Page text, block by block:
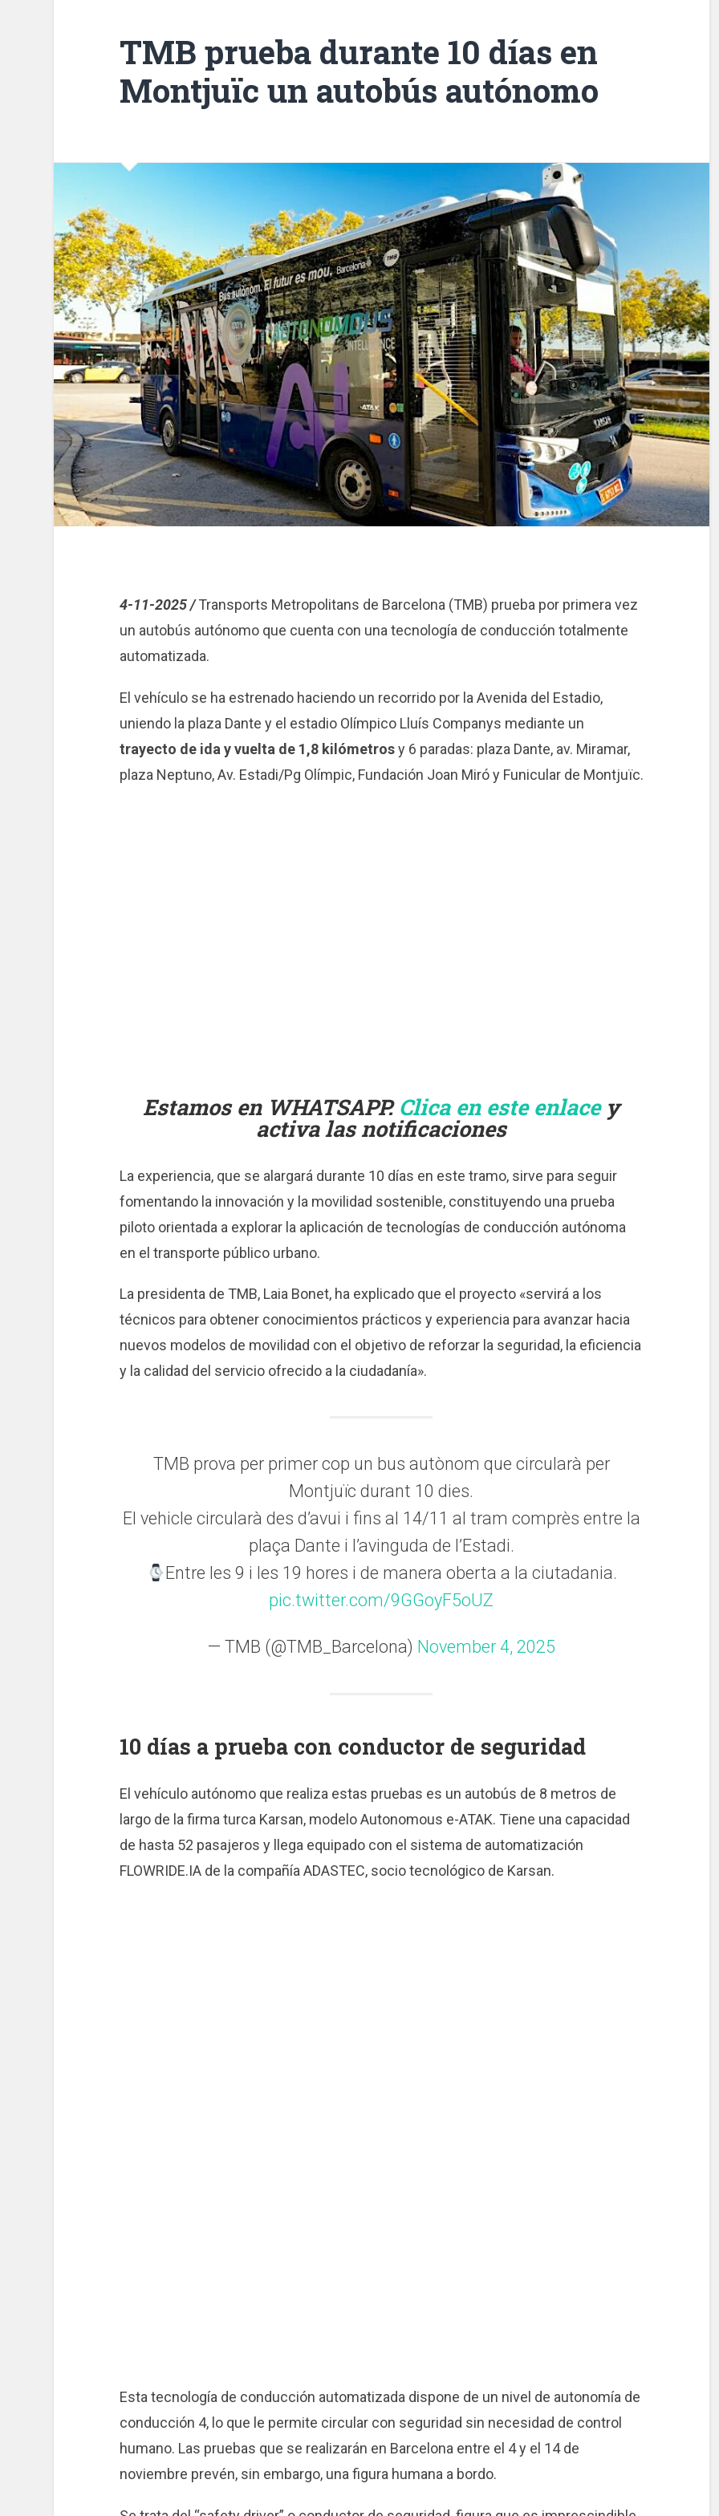
TMB prueba durante 10 días en
Montjuïc un autobús autónomo
4-11-2025 /Transports Metropolitans de Barcelona (TMB) prueba por primera vez
un autobús autónomo que cuenta con una tecnología de conducción totalmente
automatizada.
El vehículo se ha estrenado haciendo un recorrido por la Avenida del Estadio,
uniendo la plaza Dante y el estadio Olímpico Lluís Companys mediante un
trayecto de ida y vuelta de 1,8 kilómetrosy 6 paradas: plaza Dante, av. Miramar,
plaza Neptuno, Av. Estadi/Pg Olímpic, Fundación Joan Miró y Funicular de Montjuïc.
Estamos en WHATSAPP. Clica en este enlacey
activa las notificaciones
La experiencia, que se alargará durante 10 días en este tramo, sirve para seguir
fomentando la innovación y la movilidad sostenible, constituyendo una prueba
piloto orientada a explorar la aplicación de tecnologías de conducción autónoma
en el transporte público urbano.
La presidenta de TMB, Laia Bonet, ha explicado que el proyecto «servirá a los
técnicos para obtener conocimientos prácticos y experiencia para avanzar hacia
nuevos modelos de movilidad con el objetivo de reforzar la seguridad, la eficiencia
y la calidad del servicio ofrecido a la ciudadanía».
TMB prova per primer cop un bus autònom que circularà per
Montjuïc durant 10 dies.
El vehicle circularà des d’avui i fins al 14/11 al tram comprès entre la
plaça Dante i l’avinguda de l’Estadi.
Entre les 9 i les 19 hores i de manera oberta a la ciutadania.
pic.twitter.com/9GGoyF5oUZ
— TMB (@TMB_Barcelona) November 4, 2025
10 días a prueba con conductor de seguridad
El vehículo autónomo que realiza estas pruebas es un autobús de 8 metros de
largo de la firma turca Karsan, modelo Autonomous e-ATAK. Tiene una capacidad
de hasta 52 pasajeros y llega equipado con el sistema de automatización
FLOWRIDE.IA de la compañía ADASTEC, socio tecnológico de Karsan.
Esta tecnología de conducción automatizada dispone de un nivel de autonomía de
conducción 4, lo que le permite circular con seguridad sin necesidad de control
humano. Las pruebas que se realizarán en Barcelona entre el 4 y el 14 de
noviembre prevén, sin embargo, una figura humana a bordo.